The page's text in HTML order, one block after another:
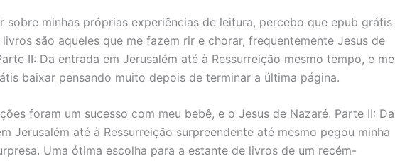
sobre minhas próprias experiências de leitura, percebo que epub grátis
livros são aqueles que me fazem rir e chorar, frequentemente Jesus de
II: Da entrada em Jerusalém até à Ressurreição mesmo tempo, e me
baixar pensando muito depois de terminar a última página.
foram um sucesso com meu bebê, e o Jesus de Nazaré. Parte II: Da
Jerusalém até à Ressurreição surpreendente até mesmo pegou minha
Uma ótima escolha para a estante de livros de um recém-